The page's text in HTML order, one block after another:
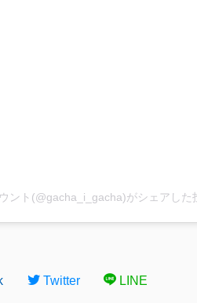
ント(@gacha_i_gacha)がシェアした
Twitter LINE